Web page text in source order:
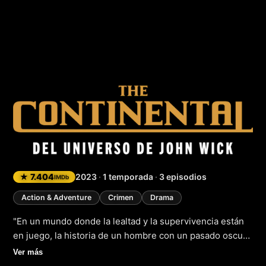
The Continental:
★ 7.404IMDb 2023 · 1 temporada · 3 episodios
Action & Adventure Crimen Drama
"En un mundo donde la lealtad y la supervivencia están
en juego, la historia de un hombre con un pasado oscuro
se cruza con la historia de la legendaria cadena de
Ver más